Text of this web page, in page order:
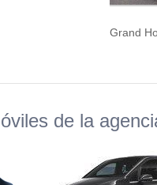
Grand
de la